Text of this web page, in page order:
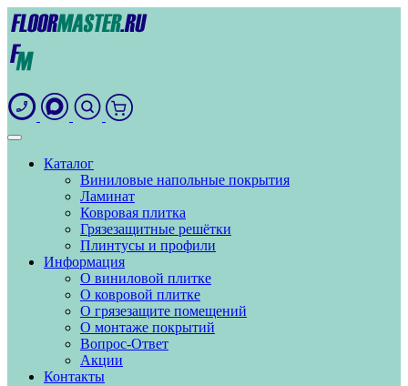
Каталог
Виниловые напольные покрытия
Ламинат
Ковровая плитка
Грязезащитные решётки
Плинтусы и профили
Информация
О виниловой плитке
О ковровой плитке
О грязезащите помещений
О монтаже покрытий
Вопрос-Ответ
Акции
Контакты